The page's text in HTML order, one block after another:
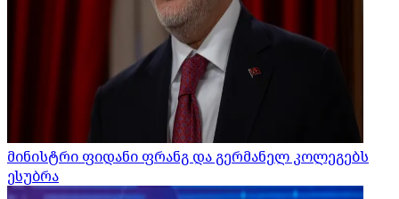
მინისტრი ფიდანი ფრანგ და გერმანელ კოლეგებს
ესუბრა